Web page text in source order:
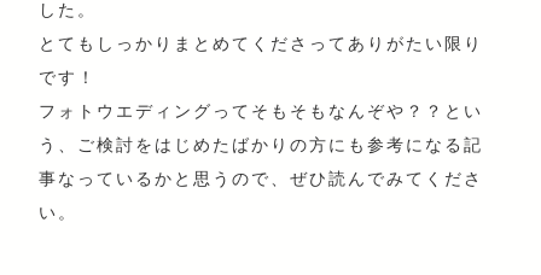
した。
とてもしっかりまとめてくださってありがたい限り
です！
フォトウエディングってそもそもなんぞや？？とい
う、ご検討をはじめたばかりの方にも参考になる記
事なっているかと思うので、ぜひ読んでみてくださ
い。